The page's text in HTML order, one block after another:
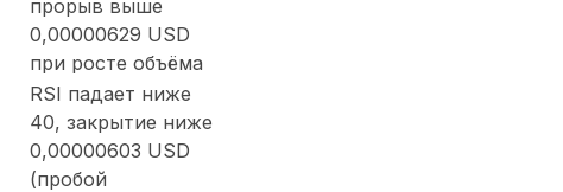
прорыв выше
0,00000629 USD
при росте объёма
RSI падает ниже
40, закрытие ниже
0,00000603 USD
(пробой